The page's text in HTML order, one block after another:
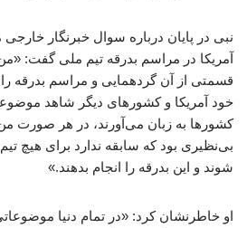
نبی در پایان درباره سوال خبرنگار
آمریکا در مراسم بدرقه تیم ملی گفت:
قسمتی از آن گردهمایی و مراسم بدرقه را
خود آمریکا و کشورهای دیگر شاهد
کشورها به زبان می‌آورند، در هر صورت
بی‌نظیری بود که سابقه ندارد برای هیچ
شوند و این بدرقه را انجام بدهند.»
او خاطرنشان کرد: «در تمام دنیا